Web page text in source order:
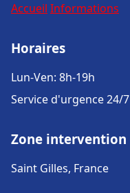
Accueil Informations
Horaires
Lun-Ven: 8h-19h
Service d'urgence 24/7
Zone intervention
Saint Gilles, France